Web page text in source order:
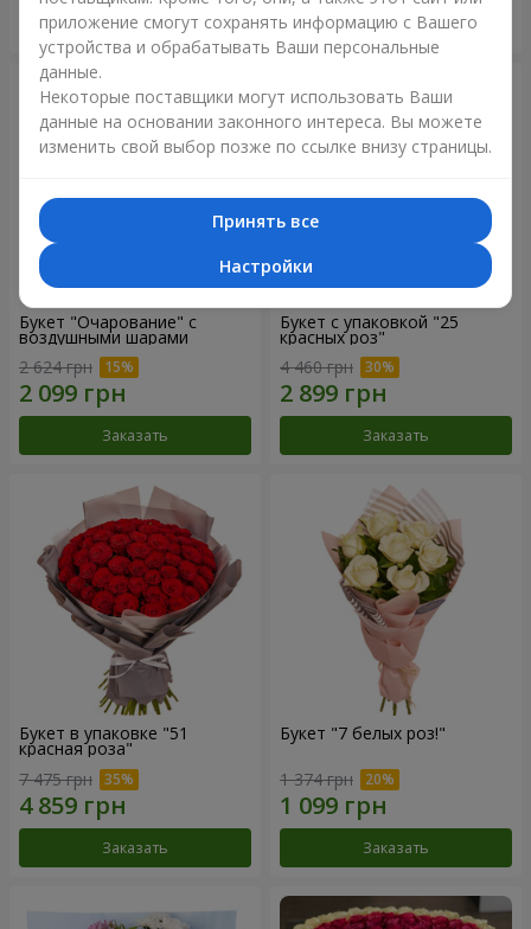
Заказать Заказать
Букет "Очарование" с
воздушными шарами
2 624 грн
Заказать
Букет с упаковкой "25
красных роз"
4 460 грн
Заказать
Букет в упаковке "51
красная роза"
7 475 грн
Заказать
Букет "7 белых роз!"
1 374 грн
Заказать
приложение смогут сохранять информацию с Вашего
устройства и обрабатывать Ваши персональные
данные.
Некоторые поставщики могут использовать Ваши
данные на основании законного интереса. Вы можете
изменить свой выбор позже по ссылке внизу страницы.
Принять все
Настройки